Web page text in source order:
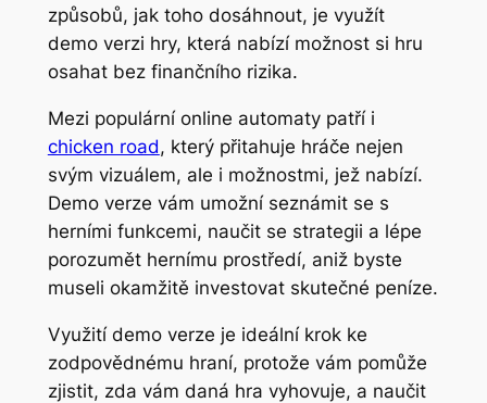
způsobů, jak toho dosáhnout, je využít
demo verzi hry, která nabízí možnost si hru
osahat bez finančního rizika.
Mezi populární online automaty patří i
chicken road, který přitahuje hráče nejen
svým vizuálem, ale i možnostmi, jež nabízí.
Demo verze vám umožní seznámit se s
herními funkcemi, naučit se strategii a lépe
porozumět hernímu prostředí, aniž byste
museli okamžitě investovat skutečné peníze.
Využití demo verze je ideální krok ke
zodpovědnému hraní, protože vám pomůže
zjistit, zda vám daná hra vyhovuje, a naučit